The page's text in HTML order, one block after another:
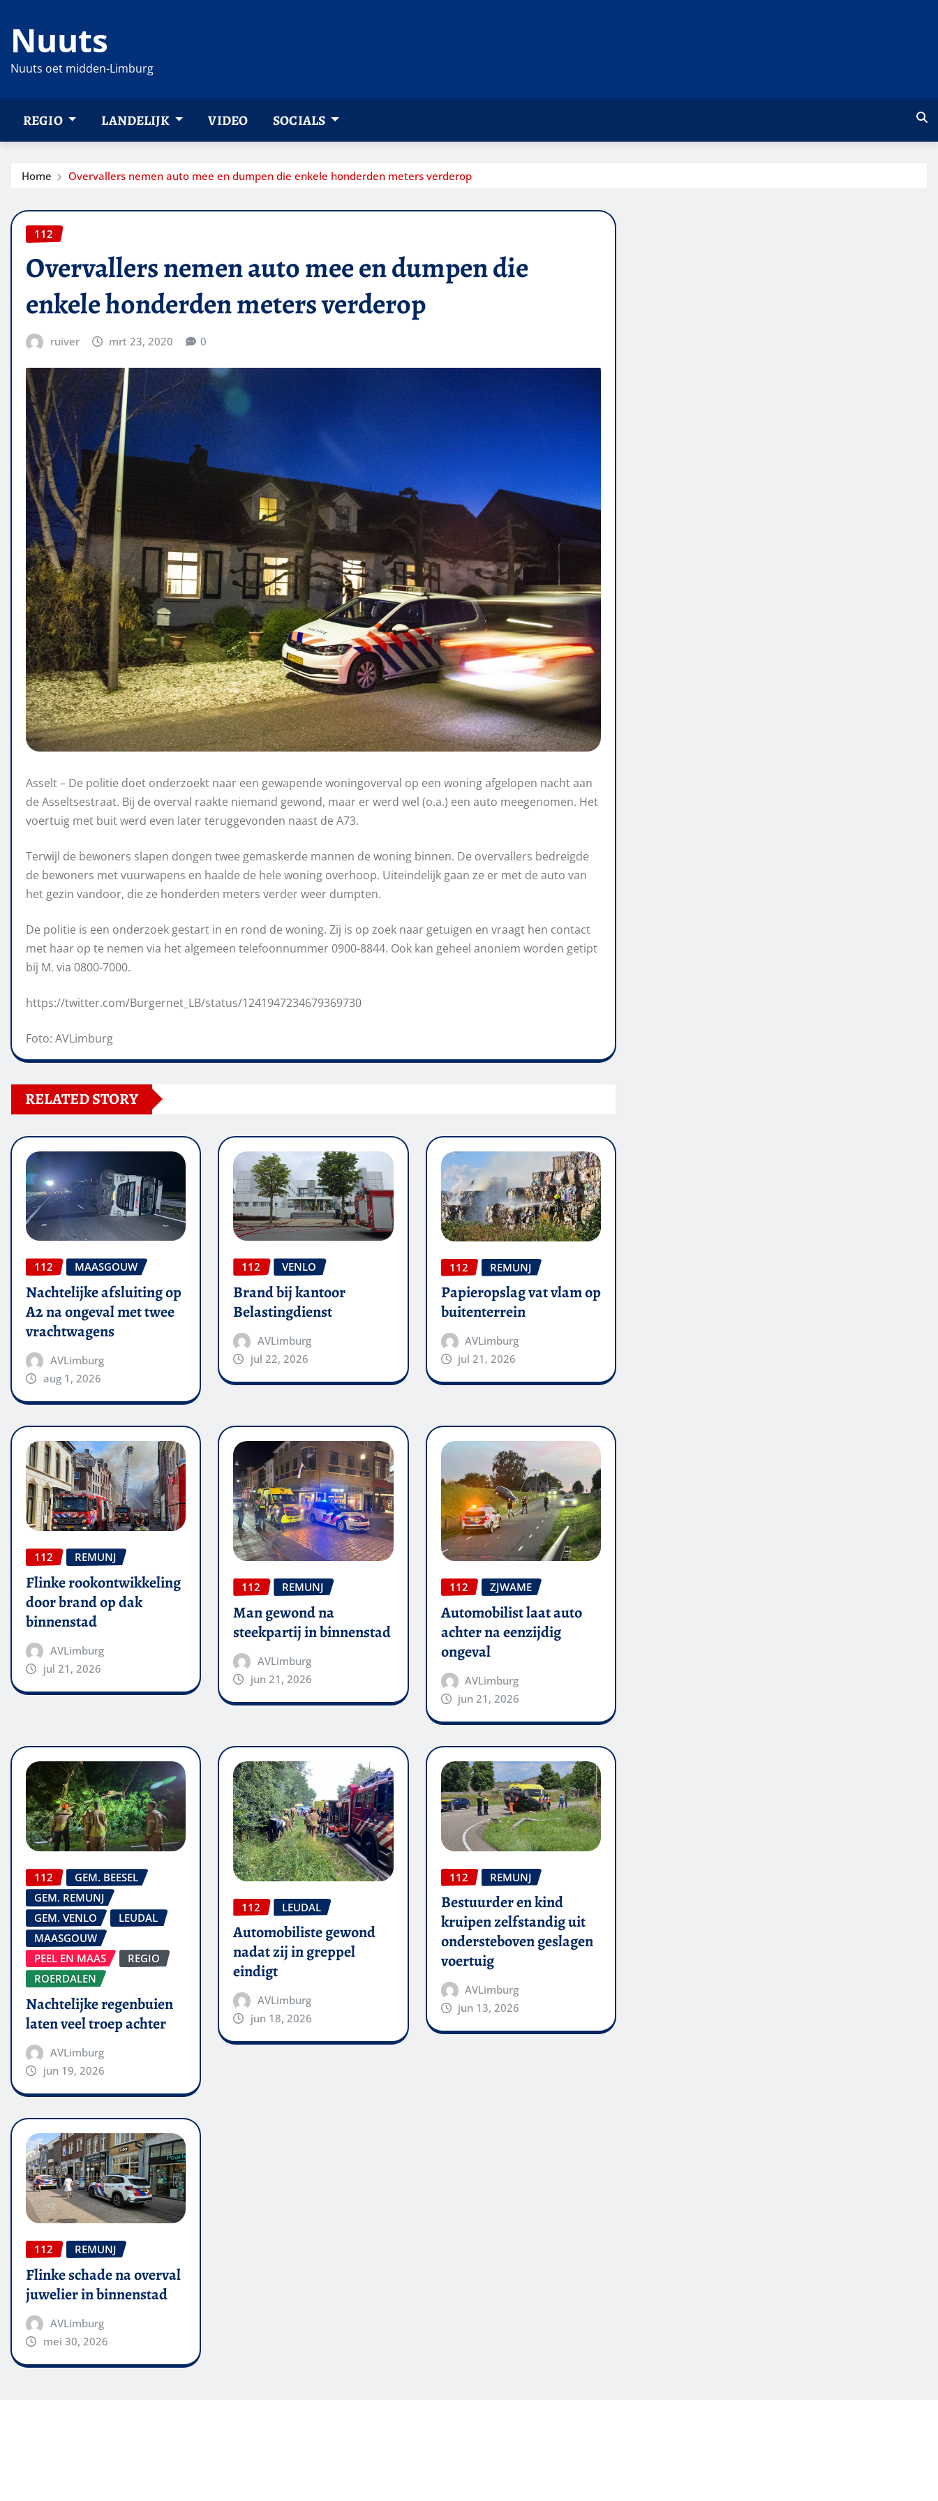
naar
inhoud
Nuuts
Nuuts oet midden-Limburg
REGIO LANDELIJK VIDEO SOCIALS
Home Overvallers nemen auto mee en dumpen die enkele honderden meters verderop
112
Overvallers nemen auto mee en dumpen die
enkele honderden meters verderop
ruiver mrt 23, 2020 0
Asselt – De politie doet onderzoekt naar een gewapende woningoverval op een woning afgelopen nacht aan
de Asseltsestraat. Bij de overval raakte niemand gewond, maar er werd wel (o.a.) een auto meegenomen. Het
voertuig met buit werd even later teruggevonden naast de A73.
Terwijl de bewoners slapen dongen twee gemaskerde mannen de woning binnen. De overvallers bedreigde
de bewoners met vuurwapens en haalde de hele woning overhoop. Uiteindelijk gaan ze er met de auto van
het gezin vandoor, die ze honderden meters verder weer dumpten.
De politie is een onderzoek gestart in en rond de woning. Zij is op zoek naar getuigen en vraagt hen contact
met haar op te nemen via het algemeen telefoonnummer 0900-8844. Ook kan geheel anoniem worden getipt
bij M. via 0800-7000.
https://twitter.com/Burgernet_LB/status/1241947234679369730
Foto: AVLimburg
RELATED STORY
112 MAASGOUW
Nachtelijke afsluiting op
A2 na ongeval met twee
vrachtwagens
AVLimburg
aug 1, 2026
112 VENLO
Brand bij kantoor
Belastingdienst
AVLimburg
jul 22, 2026
112 REMUNJ
Papieropslag vat vlam op
buitenterrein
AVLimburg
jul 21, 2026
112 REMUNJ
Flinke rookontwikkeling
door brand op dak
binnenstad
AVLimburg
jul 21, 2026
112 REMUNJ
Man gewond na
steekpartij in binnenstad
AVLimburg
jun 21, 2026
112 ZJWAME
Automobilist laat auto
achter na eenzijdig
ongeval
AVLimburg
jun 21, 2026
112
GEM. BEESEL
GEM. REMUNJ
GEM. VENLO
LEUDAL
MAASGOUW
PEEL EN MAAS
REGIO
ROERDALEN
Nachtelijke regenbuien
laten veel troep achter
AVLimburg
jun 19, 2026
112 LEUDAL
Automobiliste gewond
nadat zij in greppel
eindigt
AVLimburg
jun 18, 2026
112 REMUNJ
Bestuurder en kind
kruipen zelfstandig uit
ondersteboven geslagen
voertuig
AVLimburg
jun 13, 2026
112 REMUNJ
Flinke schade na overval
juwelier in binnenstad
AVLimburg
mei 30, 2026